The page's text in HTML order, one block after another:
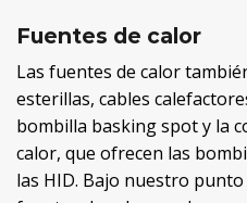
Fuentes de calor
Las fuentes de calor
esterillas, cables
bombilla basking spot y la
calor, que ofrecen las
las HID. Bajo nuestro